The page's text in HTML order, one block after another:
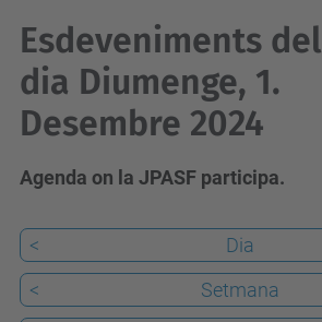
Esdeveniments del
dia Diumenge, 1.
Desembre 2024
Agenda on la JPASF participa.
< Dia
<
Setmana